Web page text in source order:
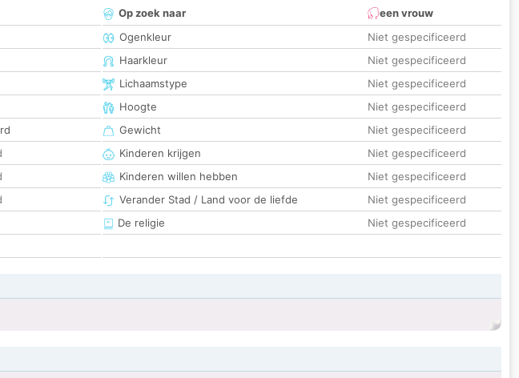
Op zoek naar
een vrouw
Ogenkleur
Niet gespecificeerd
Haarkleur
Niet gespecificeerd
Lichaamstype
Niet gespecificeerd
Hoogte
Niet gespecificeerd
Gewicht
Niet gespecificeerd
Kinderen krijgen
Niet gespecificeerd
Kinderen willen hebben
Niet gespecificeerd
Verander Stad / Land voor de liefde
Niet gespecificeerd
De religie
Niet gespecificeerd